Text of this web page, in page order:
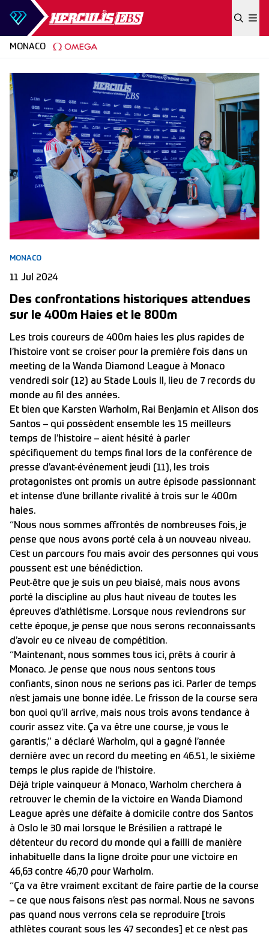
Skip to content
MONACO
MONACO
11 Jul 2024
Des confrontations historiques attendues
sur le 400m Haies et le 800m
Les trois coureurs de 400m haies les plus rapides de
l’histoire vont se croiser pour la première fois dans un
meeting de la Wanda Diamond League à Monaco
vendredi soir (12) au Stade Louis II, lieu de 7 records du
monde au fil des années.
Et bien que Karsten Warholm, Rai Benjamin et Alison dos
Santos – qui possèdent ensemble les 15 meilleurs
temps de l’histoire – aient hésité à parler
spécifiquement du temps final lors de la conférence de
presse d’avant-événement jeudi (11), les trois
protagonistes ont promis un autre épisode passionnant
et intense d’une brillante rivalité à trois sur le 400m
haies.
“Nous nous sommes affrontés de nombreuses fois, je
pense que nous avons porté cela à un nouveau niveau.
C’est un parcours fou mais avoir des personnes qui vous
poussent est une bénédiction.
Peut-être que je suis un peu biaisé, mais nous avons
porté la discipline au plus haut niveau de toutes les
épreuves d’athlétisme. Lorsque nous reviendrons sur
cette époque, je pense que nous serons reconnaissants
d’avoir eu ce niveau de compétition.
“Maintenant, nous sommes tous ici, prêts à courir à
Monaco. Je pense que nous nous sentons tous
confiants, sinon nous ne serions pas ici. Parler de temps
n’est jamais une bonne idée. Le frisson de la course sera
bon quoi qu’il arrive, mais nous trois avons tendance à
courir assez vite. Ça va être une course, je vous le
garantis,” a déclaré Warholm, qui a gagné l’année
dernière avec un record du meeting en 46.51, le sixième
temps le plus rapide de l’histoire.
Déjà triple vainqueur à Monaco, Warholm cherchera à
retrouver le chemin de la victoire en Wanda Diamond
League après une défaite à domicile contre dos Santos
à Oslo le 30 mai lorsque le Brésilien a rattrapé le
détenteur du record du monde qui a failli de manière
inhabituelle dans la ligne droite pour une victoire en
46,63 contre 46,70 pour Warholm.
“Ça va être vraiment excitant de faire partie de la course
– ce que nous faisons n’est pas normal. Nous ne savons
pas quand nous verrons cela se reproduire [trois
athlètes courant sous les 47 secondes] et ce n’est pas